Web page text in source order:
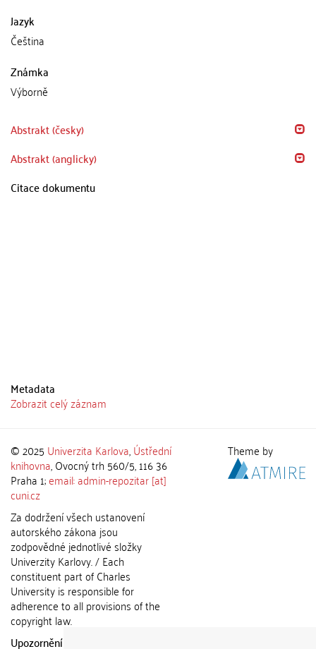
Jazyk
Čeština
Známka
Výborně
Abstrakt (česky)
Abstrakt (anglicky)
Citace dokumentu
Metadata
Zobrazit celý záznam
© 2025 Univerzita Karlova,Ústřední
knihovna, Ovocný trh 560/5, 116 36
Praha 1;email: admin-repozitar [at]
cuni.cz
Za dodržení všech ustanovení
autorského zákona jsou
zodpovědné jednotlivé složky
Univerzity Karlovy. / Each
constituent part of Charles
University is responsible for
adherence to all provisions of the
copyright law.
Upozornění / Notice:
Theme by